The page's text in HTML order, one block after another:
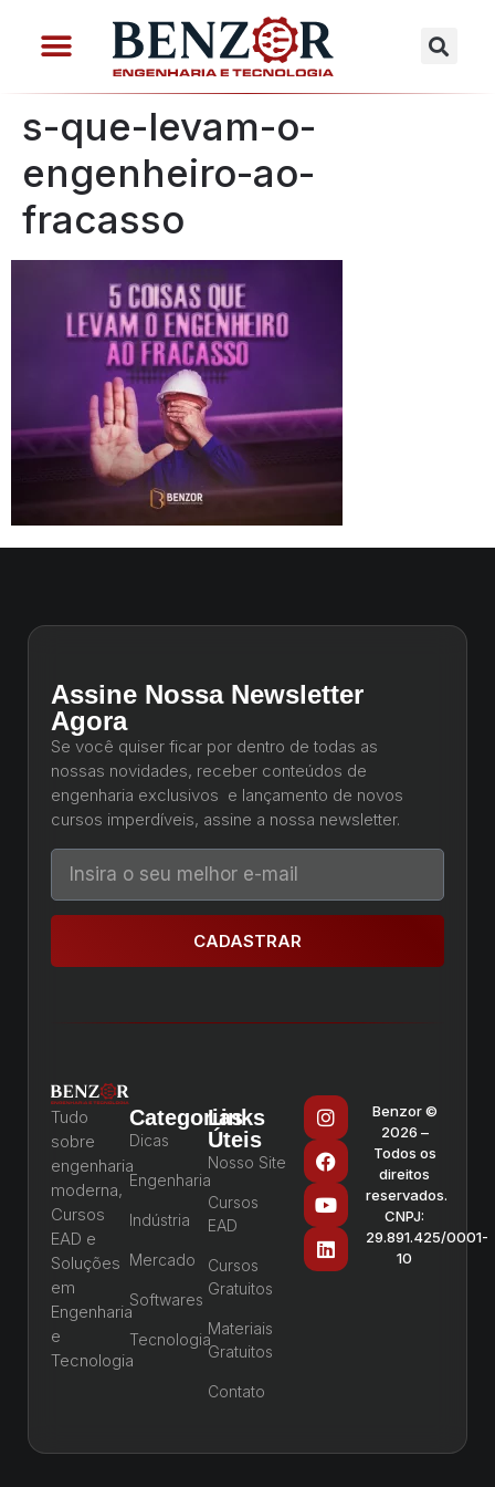
s-que-levam-o-
engenheiro-ao-
fracasso
Assine Nossa Newsletter
Agora
Se você quiser ficar por dentro de todas as
nossas novidades, receber conteúdos de
engenharia exclusivos e lançamento de novos
cursos imperdíveis, assine a nossa newsletter.
CADASTRAR
Tudo
sobre
engenharia
moderna,
Cursos
EAD e
Soluções
em
Engenharia
e
Tecnologia
Categorias
Dicas
Engenharia
Indústria
Mercado
Softwares
Tecnologia
Links
Úteis
Nosso Site
Cursos
EAD
Cursos
Gratuitos
Materiais
Gratuitos
Contato
Benzor ©
2026 –
Todos os
direitos
reservados.
CNPJ:
29.891.425/0001-
10